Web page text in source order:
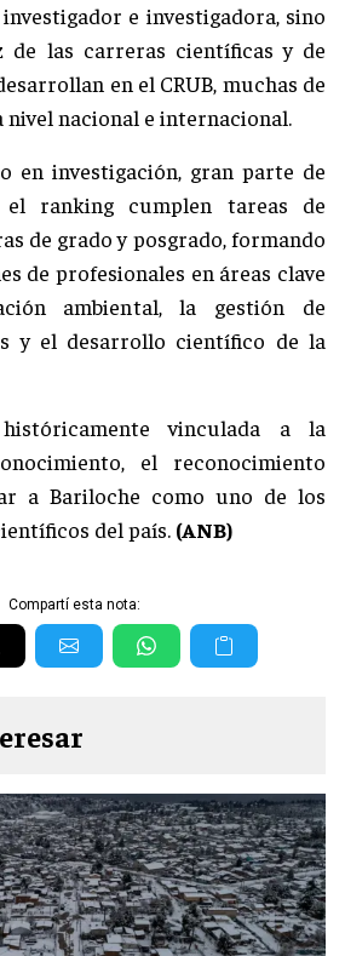
e investigadora, sino
de las carreras científicas y de
en el CRUB, muchas de
nivel nacional e internacional.
en investigación, gran parte de
el ranking cumplen tareas de
de grado y posgrado, formando
de profesionales en áreas clave
ambiental, la gestión de
y el desarrollo científico de la
vinculada a la
el reconocimiento
a Bariloche como uno de los
del país. (ANB)
Compartí esta nota: